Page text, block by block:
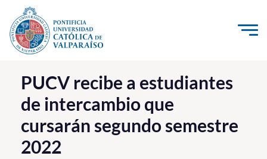
Click acá para ir directamente al contenido
La Universidad
Investigación, Creación e Innovación
PUCV Internacional
Vinculación con el Medio
PUCV recibe a estudiantes
de intercambio que
cursarán segundo semestre
2022